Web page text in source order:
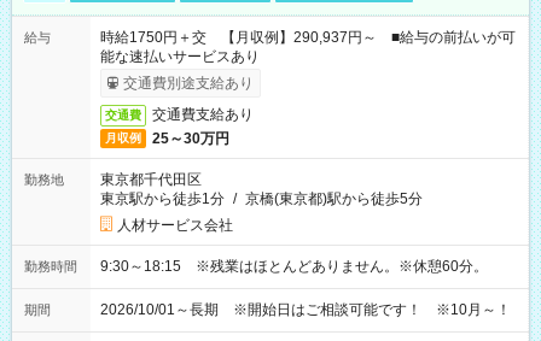
給与
時給1750円＋交 【月収例】290,937円～ ■給与の前払いが可
能な速払いサービスあり
交通費別途支給あり
交通費 交通費支給あり
月収例 25～30万円
勤務地
東京都千代田区
東京駅から徒歩1分 / 京橋(東京都)駅から徒歩5分
人材サービス会社
勤務時間 9:30～18:15 ※残業はほとんどありません。※休憩60分。
期間 2026/10/01～長期 ※開始日はご相談可能です！ ※10月～！